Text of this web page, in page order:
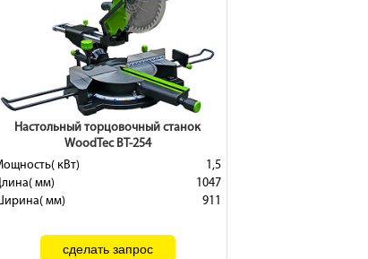
Настольный торцовочный станок
WoodTec BT-254
кВт)
1,5
мм)
1047
мм)
911